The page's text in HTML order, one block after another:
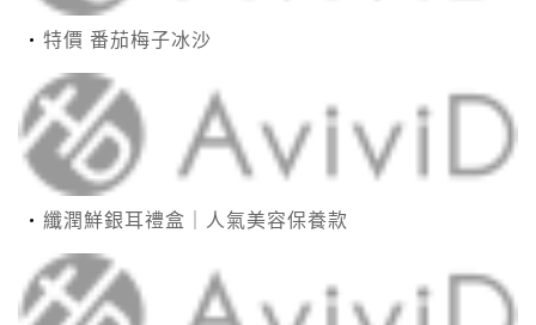
特價 番茄梅子冰沙
纖潤鮮銀耳禮盒｜人氣美容保養款